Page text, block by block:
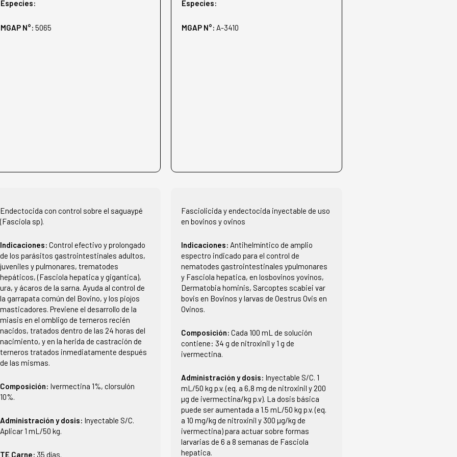
Especies:
MGAP N°: 5065
Endectocida con control sobre el saguaypé
(Fasciola sp).
Indicaciones: Control efectivo y prolongado
de los parásitos gastrointestinales adultos,
juveniles y pulmonares, trematodes
hepáticos, (Fasciola hepatica y gigantica),
ura, y ácaros de la sarna. Ayuda al control de
la garrapata común del Bovino, y los piojos
masticadores. Previene el desarrollo de la
miasis en el ombligo de terneros recién
nacidos, tratados dentro de las 24 horas del
nacimiento, y en la herida de castración de
terneros tratados inmediatamente después
de las mismas.
Composición: Ivermectina 1%, clorsulón
10%.
Administración y dosis: Inyectable S/C.
Aplicar 1 mL/50 kg.
TE Carne: 35 días.
Especies:
MGAP N°: A-3410
Fasciolicida y endectocida inyectable de uso
en bovinos y ovinos
Indicaciones: Antihelmíntico de amplio
espectro indicado para el control de
nematodes gastrointestinales ypulmonares
y Fasciola hepatica, en losbovinos yovinos,
Dermatobia hominis, Sarcoptes scabiei var
bovis en Bovinos y larvas de Oestrus Ovis en
Ovinos.
Composición:Cada 100 mL de solución
contiene: 34 g de nitroxinil y 1 g de
ivermectina.
Administración y dosis: Inyectable S/C. 1
mL/50 kg p.v. (eq. a 6,8 mg de nitroxinil y 200
µg de ivermectina/kg p.v). La dosis básica
puede ser aumentada a 1.5 mL/50 kg p.v. (eq.
a 10 mg/kg de nitroxinil y 300 µg/kg de
ivermectina) para actuar sobre formas
larvarias de 6 a 8 semanas de Fasciola
hepatica.